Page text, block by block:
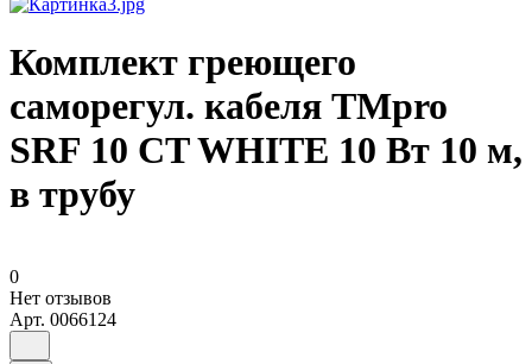
Комплект греющего
саморегул. кабеля TMpro
SRF 10 CT WHITE 10 Вт 10 м,
в трубу
0
Нет отзывов
Арт. 0066124